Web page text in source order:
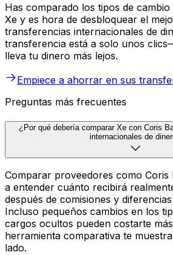
Has comparado los tipos de
Xe y es hora de desbloquear el
transferencias internacionales de
transferencia está a solo unos
lleva tu dinero más lejos.
Empiece a ahorrar en sus
Preguntas más frecuentes
¿Por qué debería comparar Xe con Coris
internacionales de
Comparar proveedores como Coris
a entender cuánto recibirá
después de comisiones y
Incluso pequeños cambios en los
cargos ocultos pueden costarte
herramienta comparativa te
lado.